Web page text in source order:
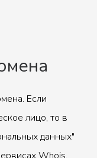
Если
лицо, то в
данных"